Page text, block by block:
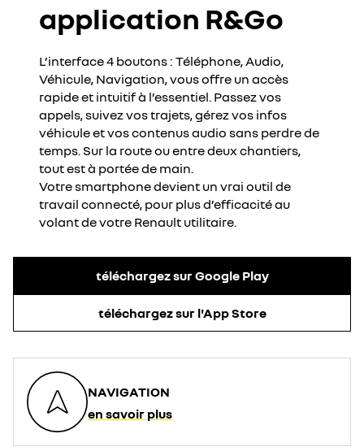
application R&Go
L’interface 4 boutons : Téléphone, Audio,
Véhicule, Navigation, vous offre un accès
rapide et intuitif à l’essentiel. Passez vos
appels, suivez vos trajets, gérez vos infos
véhicule et vos contenus audio sans perdre de
temps. Sur la route ou entre deux chantiers,
tout est à portée de main.
Votre smartphone devient un vrai outil de
travail connecté, pour plus d’efficacité au
volant de votre Renault utilitaire.
téléchargez sur Google Play
téléchargez sur l'App Store
NAVIGATION
en savoir plus